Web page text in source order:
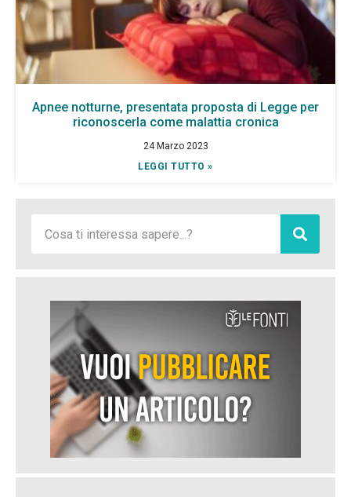
Apnee notturne, presentata proposta di Legge per
riconoscerla come malattia cronica
24 Marzo 2023
LEGGI TUTTO »